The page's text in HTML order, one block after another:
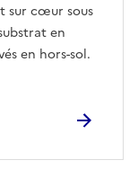
sur cœur sous
en
en hors-sol.